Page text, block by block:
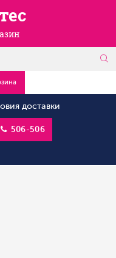
доставки
506-506